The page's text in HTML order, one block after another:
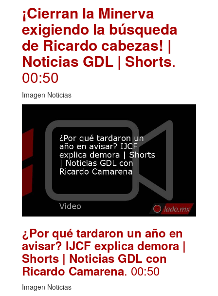
¡Cierran la Minerva
exigiendo la búsqueda
de Ricardo cabezas! |
Noticias GDL | Shorts.
00:50
Imagen Noticias
¿Por qué tardaron un año en
avisar? IJCF explica demora |
Shorts | Noticias GDL con
Ricardo Camarena. 00:50
Imagen Noticias